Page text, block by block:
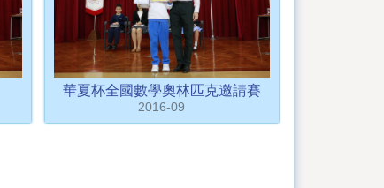
華夏杯全國數學奧林匹克邀請賽
2016-09